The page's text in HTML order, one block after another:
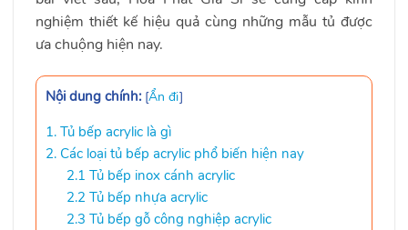
nghiệm thiết kế hiệu quả cùng những mẫu tủ được
ưa chuộng hiện nay.
Nội dung chính: [Ẩn đi]
1. Tủ bếp acrylic là gì
2. Các loại tủ bếp acrylic phổ biến hiện nay
2.1 Tủ bếp inox cánh acrylic
2.2 Tủ bếp nhựa acrylic
2.3 Tủ bếp gỗ công nghiệp acrylic